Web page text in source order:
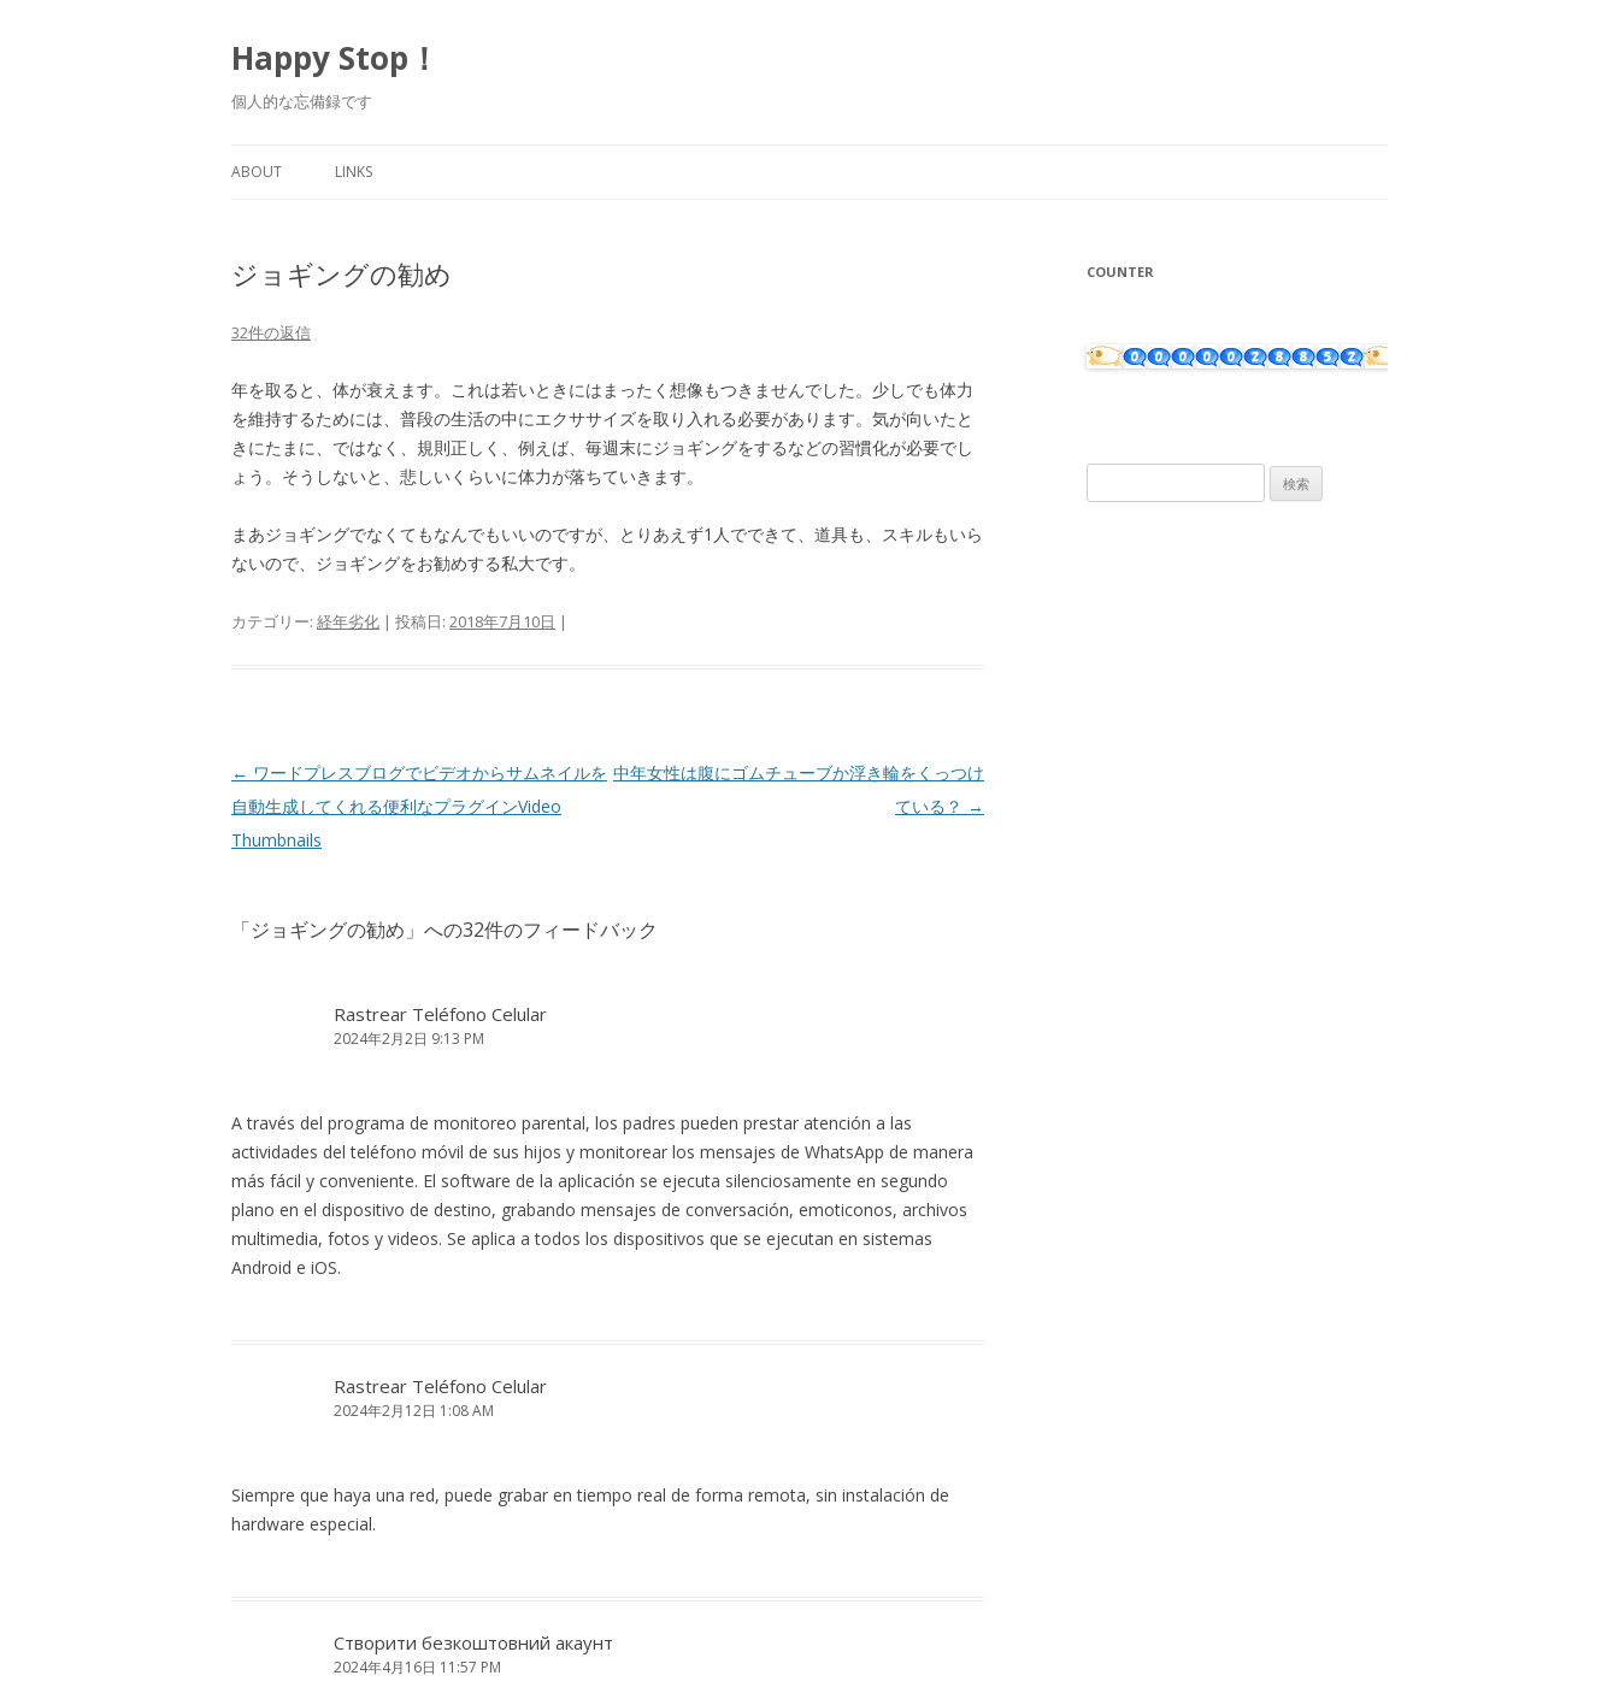
Happy Stop！
個人的な忘備録です
ABOUT LINKS
ジョギングの勧め
32件の返信
年を取ると、体が衰えます。これは若いときにはまったく想像もつきませんでした。少しでも体力
を維持するためには、普段の生活の中にエクササイズを取り入れる必要があります。気が向いたと
きにたまに、ではなく、規則正しく、例えば、毎週末にジョギングをするなどの習慣化が必要でし
ょう。そうしないと、悲しいくらいに体力が落ちていきます。
まあジョギングでなくてもなんでもいいのですが、とりあえず1人でできて、道具も、スキルもいら
ないので、ジョギングをお勧めする私大です。
カテゴリー: 経年劣化 | 投稿日: 2018年7月10日 |
投
稿
ナ
← ワードプレスブログでビデオからサムネイルを
自動生成してくれる便利なプラグインVideo
Thumbnails
中年女性は腹にゴムチューブか浮き輪をくっつけ
ている？ →
「ジョギングの勧め 」への32件のフィードバック
Rastrear Teléfono Celular
2024年2月2日 9:13 PM
A través del programa de monitoreo parental, los padres pueden prestar atención a las
actividades del teléfono móvil de sus hijos y monitorear los mensajes de WhatsApp de manera
más fácil y conveniente. El software de la aplicación se ejecuta silenciosamente en segundo
plano en el dispositivo de destino, grabando mensajes de conversación, emoticonos, archivos
multimedia, fotos y videos. Se aplica a todos los dispositivos que se ejecutan en sistemas
Android e iOS.
Rastrear Teléfono Celular
2024年2月12日 1:08 AM
Siempre que haya una red, puede grabar en tiempo real de forma remota, sin instalación de
hardware especial.
Створити безкоштовний акаунт
2024年4月16日 11:57 PM
COUNTER
索: